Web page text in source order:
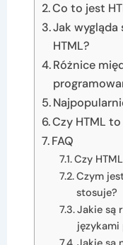
Co to jest
Jak
HTML?
Różnice
Czy HTML
FAQ
Czy
Czym
stosuje?
Jakie są